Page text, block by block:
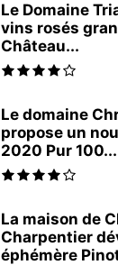
Le Domaine
vins rosés
Château...
Le domaine
propose un
2020 Pur 100...
La maison de
Charpentier
éphémère